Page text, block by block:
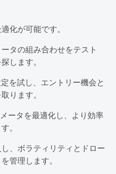
化が可能です。
タの組み合わせをテスト
します。
を試し、エントリー機会と
ります。
ータを最適化し、より効率
。
、ボラティリティとドロー
管理します。